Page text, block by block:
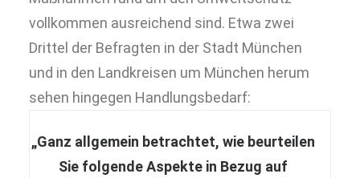
vollkommen ausreichend sind. Etwa zwei
Drittel der Befragten in der Stadt München
und in den Landkreisen um München herum
sehen hingegen Handlungsbedarf:
„Ganz allgemein betrachtet, wie beurteilen
Sie folgende Aspekte in Bezug auf